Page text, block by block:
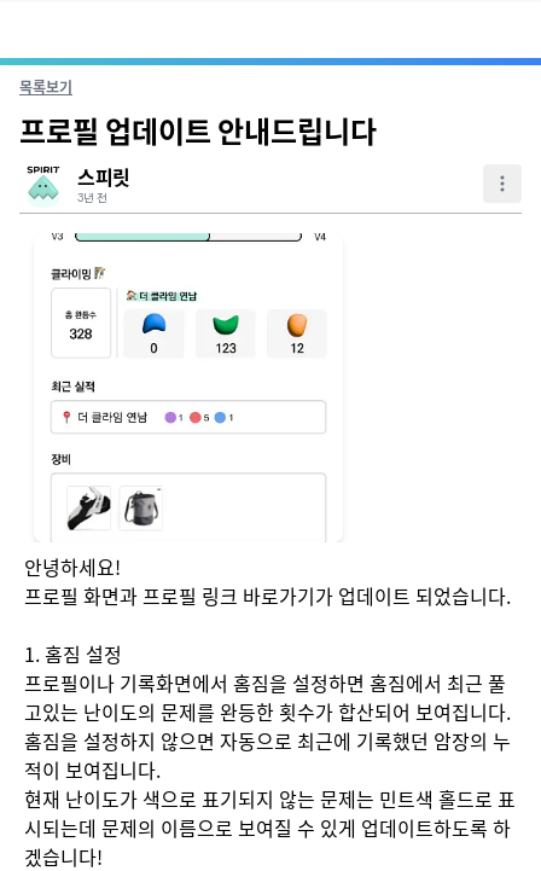
목록보기
프로필 업데이트 안내드립니다
스피릿
3년 전
안녕하세요!
프로필 화면과 프로필 링크 바로가기가 업데이트 되었습니다.
1. 홈짐 설정
프로필이나 기록화면에서 홈짐을 설정하면 홈짐에서 최근 풀
고있는 난이도의 문제를 완등한 횟수가 합산되어 보여집니다.
홈짐을 설정하지 않으면 자동으로 최근에 기록했던 암장의 누
적이 보여집니다.
현재 난이도가 색으로 표기되지 않는 문제는 민트색 홀드로 표
시되는데 문제의 이름으로 보여질 수 있게 업데이트하도록 하
겠습니다!